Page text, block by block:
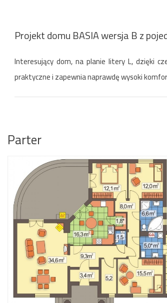
Projekt domu BASIA wersja B z
Interesujący dom, na planie litery L, dzięki
praktyczne i zapewnia naprawdę wysoki
Parter